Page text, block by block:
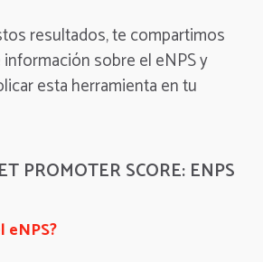
resultados, te compartimos
sobre el eNPS y
esta herramienta en tu
PROMOTER SCORE: ENPS
eNPS?